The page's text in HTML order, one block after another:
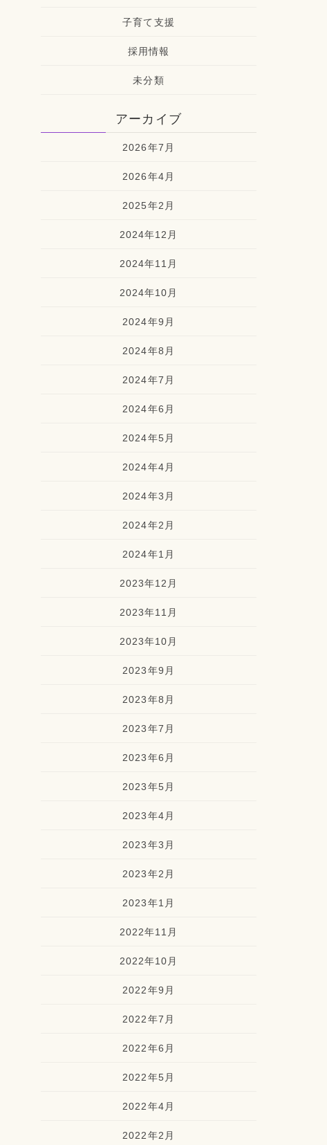
子育て支援
採用情報
未分類
アーカイブ
2026年7月
2026年4月
2025年2月
2024年12月
2024年11月
2024年10月
2024年9月
2024年8月
2024年7月
2024年6月
2024年5月
2024年4月
2024年3月
2024年2月
2024年1月
2023年12月
2023年11月
2023年10月
2023年9月
2023年8月
2023年7月
2023年6月
2023年5月
2023年4月
2023年3月
2023年2月
2023年1月
2022年11月
2022年10月
2022年9月
2022年7月
2022年6月
2022年5月
2022年4月
2022年2月